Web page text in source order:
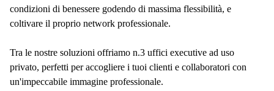
condizioni di benessere godendo di massima flessibilità, e
coltivare il proprio network professionale.
Tra le nostre soluzioni offriamo n.3 uffici executive ad uso
privato, perfetti per accogliere i tuoi clienti e collaboratori con
un'impeccabile immagine professionale.